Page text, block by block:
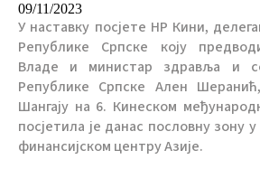
09/11/2023
У наставку посјете НР Кини,
Републике Српске коју
Владе и министар здравља и
Републике Српске Ален
Шангају на 6. Кинеском
посјетила је данас пословну зону
финансијском центру Азије.